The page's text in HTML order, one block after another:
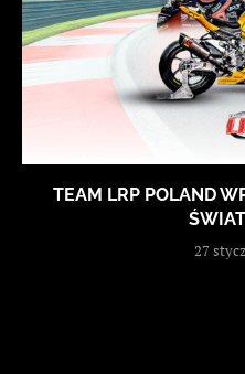
TEAM LRP POLAND
27